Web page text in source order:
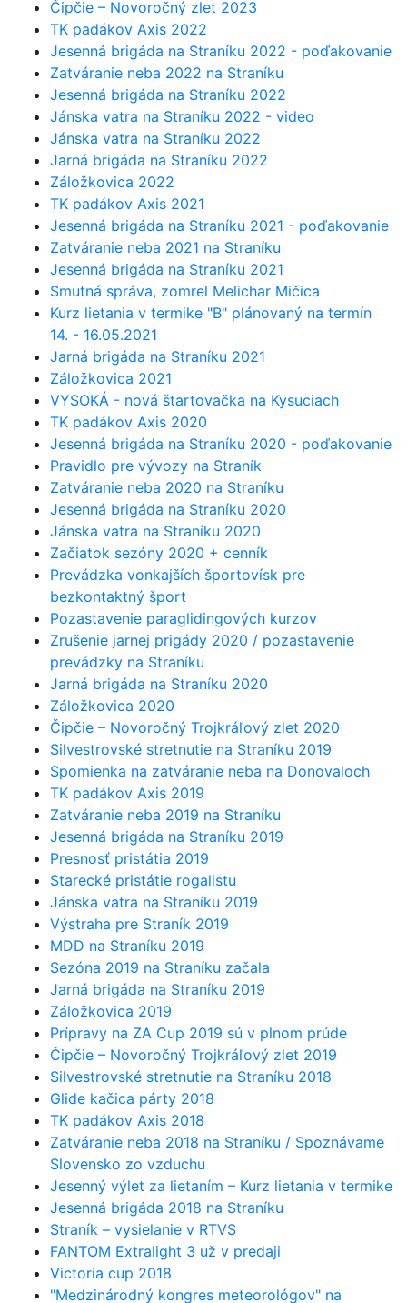
Čipčie – Novoročný zlet 2023
TK padákov Axis 2022
Jesenná brigáda na Straníku 2022 - poďakovanie
Zatváranie neba 2022 na Straníku
Jesenná brigáda na Straníku 2022
Jánska vatra na Straníku 2022 - video
Jánska vatra na Straníku 2022
Jarná brigáda na Straníku 2022
Záložkovica 2022
TK padákov Axis 2021
Jesenná brigáda na Straníku 2021 - poďakovanie
Zatváranie neba 2021 na Straníku
Jesenná brigáda na Straníku 2021
Smutná správa, zomrel Melichar Mičica
Kurz lietania v termike "B" plánovaný na termín
14. - 16.05.2021
Jarná brigáda na Straníku 2021
Záložkovica 2021
VYSOKÁ - nová štartovačka na Kysuciach
TK padákov Axis 2020
Jesenná brigáda na Straníku 2020 - poďakovanie
Pravidlo pre vývozy na Straník
Zatváranie neba 2020 na Straníku
Jesenná brigáda na Straníku 2020
Jánska vatra na Straníku 2020
Začiatok sezóny 2020 + cenník
Prevádzka vonkajších športovísk pre
bezkontaktný šport
Pozastavenie paraglidingových kurzov
Zrušenie jarnej prigády 2020 / pozastavenie
prevádzky na Straníku
Jarná brigáda na Straníku 2020
Záložkovica 2020
Čipčie – Novoročný Trojkráľový zlet 2020
Silvestrovské stretnutie na Straníku 2019
Spomienka na zatváranie neba na Donovaloch
TK padákov Axis 2019
Zatváranie neba 2019 na Straníku
Jesenná brigáda na Straníku 2019
Presnosť pristátia 2019
Starecké pristátie rogalistu
Jánska vatra na Straníku 2019
Výstraha pre Straník 2019
MDD na Straníku 2019
Sezóna 2019 na Straníku začala
Jarná brigáda na Straníku 2019
Záložkovica 2019
Prípravy na ZA Cup 2019 sú v plnom prúde
Čipčie – Novoročný Trojkráľový zlet 2019
Silvestrovské stretnutie na Straníku 2018
Glide kačica párty 2018
TK padákov Axis 2018
Zatváranie neba 2018 na Straníku / Spoznávame
Slovensko zo vzduchu
Jesenný výlet za lietaním – Kurz lietania v termike
Jesenná brigáda 2018 na Straníku
Straník – vysielanie v RTVS
FANTOM Extralight 3 už v predaji
Victoria cup 2018
"Medzinárodný kongres meteorológov" na